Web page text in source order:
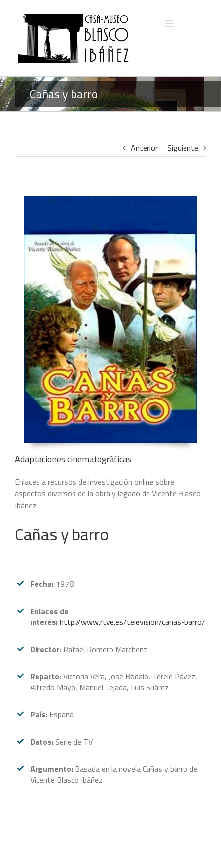
contenido
Cañas y barro
Anterior Siguiente
Adaptaciones cinematográficas
Enlaces a recursos de investigación online sobre
aspectos diversos de la obra y legado de Vicente Blasco
Ibáñez.
Cañas y barro
Fecha: 1978
Enlaces de
interés:http://www.rtve.es/television/canas-barro/
Director: Rafael Romero Marchent
Reparto:Victoria Vera, José Bódalo, Terele Pávez,
Alfredo Mayo, Manuel Tejada, Luis Suárez
País: España
Datos: Serie de TV
Argumento: Basada en la novela Cañas y barro de
Vicente Blasco Ibáñez